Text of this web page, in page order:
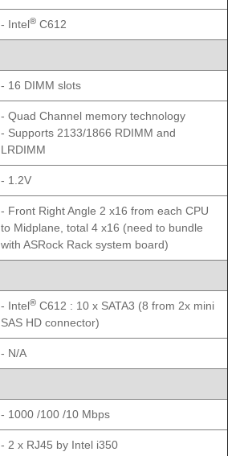
- Intel® C612
- 16 DIMM slots
- Quad Channel memory technology
- Supports 2133/1866 RDIMM and
LRDIMM
- 1.2V
- Front Right Angle 2 x16 from each CPU
to Midplane, total 4 x16 (need to bundle
with ASRock Rack system board)
- Intel® C612 : 10 x SATA3 (8 from 2x mini
SAS HD connector)
- N/A
- 1000 /100 /10 Mbps
- 2 x RJ45 by Intel i350